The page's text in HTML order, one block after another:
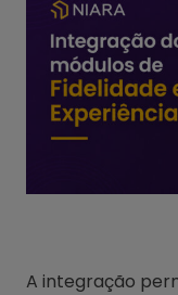
A integração